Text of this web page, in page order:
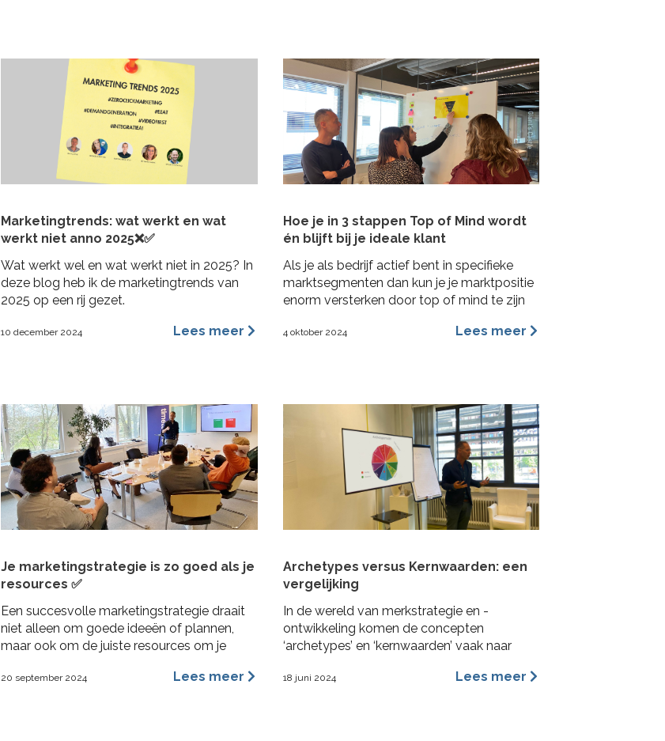
Marketingtrends: wat werkt en wat
werkt niet anno 2025❌✅
Wat werkt wel en wat werkt niet in 2025? In
deze blog heb ik de marketingtrends van
2025 op een rij gezet.
10 december 2024 Lees meer
Hoe je in 3 stappen Top of Mind wordt
én blijft bij je ideale klant
Als je als bedrijf actief bent in specifieke
marktsegmenten dan kun je je marktpositie
enorm versterken door top of mind te zijn
in 3 concrete stappen een Top of Mind
4 oktober 2024 Lees meer
Je marketingstrategie is zo goed als je
resources ✅
Een succesvolle marketingstrategie draait
niet alleen om goede ideeën of plannen,
maar ook om de juiste resources om je
vooral voor MKB bedrijven, waar middelen
20 september 2024 Lees meer
Archetypes versus Kernwaarden: een
vergelijking
In de wereld van merkstrategie en -
ontwikkeling komen de concepten
‘archetypes’ en ‘kernwaarden’ vaak naar
vormgeven van een merkidentiteit, maar ze
18 juni 2024 Lees meer